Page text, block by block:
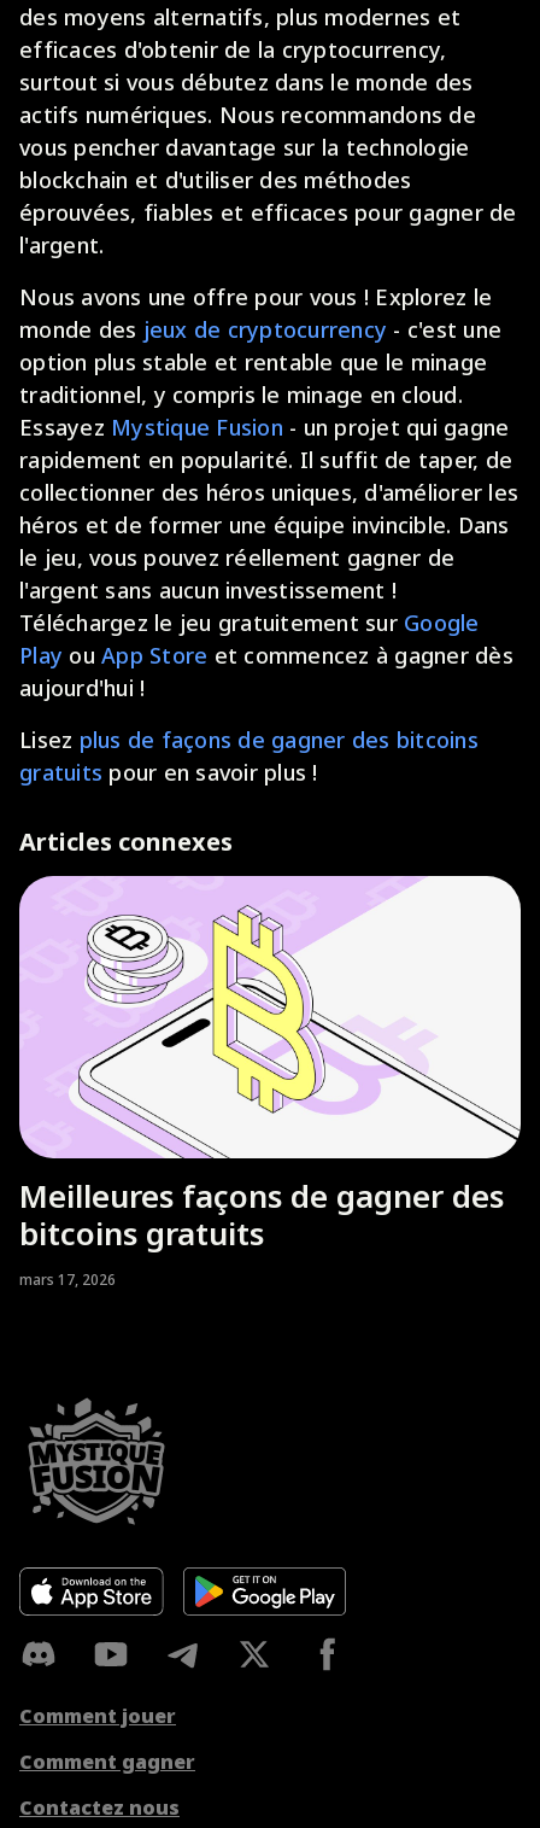
des moyens alternatifs, plus modernes et
efficaces d'obtenir de la cryptocurrency,
surtout si vous débutez dans le monde des
actifs numériques. Nous recommandons de
vous pencher davantage sur la technologie
blockchain et d'utiliser des méthodes
éprouvées, fiables et efficaces pour gagner de
l'argent.
Nous avons une offre pour vous ! Explorez le
monde des jeux de cryptocurrency - c'est une
option plus stable et rentable que le minage
traditionnel, y compris le minage en cloud.
Essayez Mystique Fusion - un projet qui gagne
rapidement en popularité. Il suffit de taper, de
collectionner des héros uniques, d'améliorer les
héros et de former une équipe invincible. Dans
le jeu, vous pouvez réellement gagner de
l'argent sans aucun investissement !
Téléchargez le jeu gratuitement sur Google
Play ou App Store et commencez à gagner dès
aujourd'hui !
Lisez plus de façons de gagner des bitcoins
gratuits pour en savoir plus !
Articles connexes
Meilleures façons de gagner des
bitcoins gratuits
mars 17, 2026
Comment jouer
Comment gagner
Contactez nous